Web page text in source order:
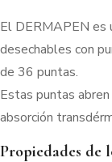
El DERMAPEN es
desechables con
de 36 puntas.
Estas puntas
absorción
Propiedades de